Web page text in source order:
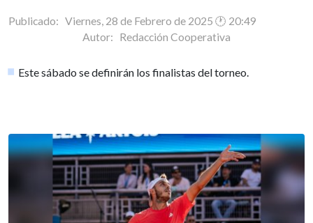
Publicado: Viernes, 28 de Febrero de 2025 🕐 20:49
Autor: Redacción Cooperativa
Este sábado se definirán los finalistas del torneo.